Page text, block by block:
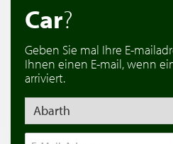
Car?
Geben Sie mal Ihre E-
Ihnen einen E-mail, wenn
arriviert.